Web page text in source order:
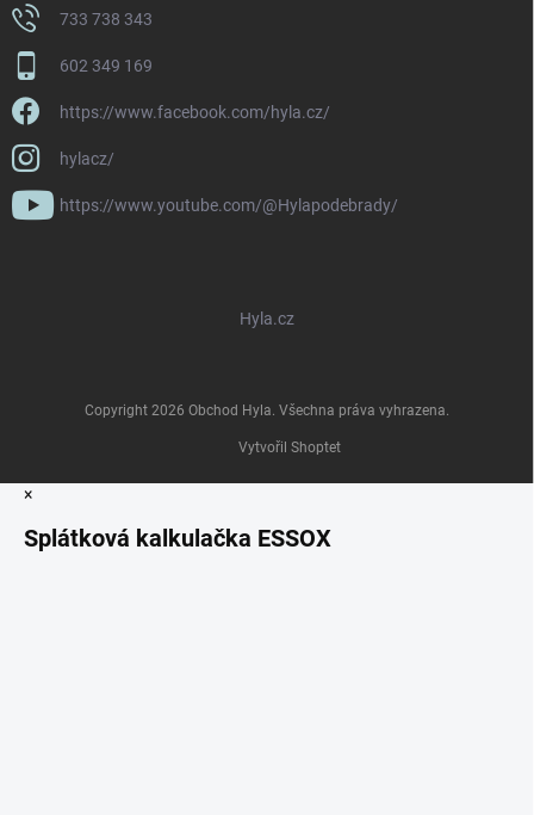
733 738 343
602 349 169
https://www.facebook.com/hyla.cz/
hylacz/
https://www.youtube.com/@Hylapodebrady/
Hyla.cz
Vytvořil Shoptet
Copyright 2026 Obchod Hyla . Všechna práva vyhrazena.
×
Splátková kalkulačka ESSOX